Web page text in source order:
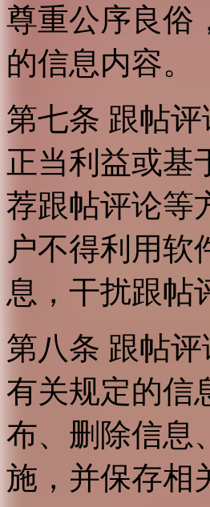
尊重公序良俗
的信息内容。
第七条 跟帖
正当利益或基
荐跟帖评论等
户不得利用软
息，干扰跟帖
第八条 跟帖
有关规定的信
布、删除信息
施，并保存相